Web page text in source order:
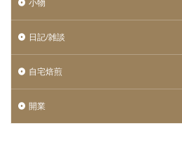
小物
日記/雑談
自宅焙煎
開業